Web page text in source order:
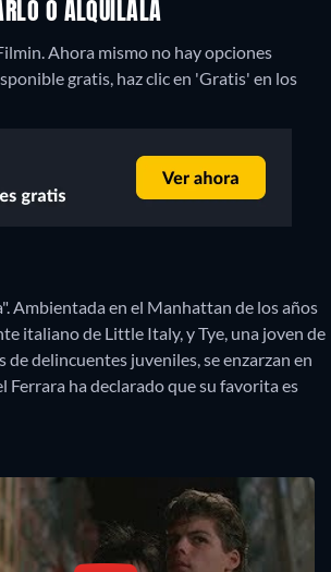
O ALQUÍLALA
Ahora mismo no hay opciones
gratis, haz clic en 'Gratis' en los
Ambientada en el Manhattan de los años
italiano de Little Italy, y Tye, una joven de
delincuentes juveniles, se enzarzan en
Ferrara ha declarado que su favorita es